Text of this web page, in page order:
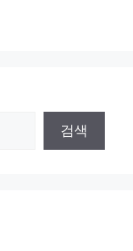
검색